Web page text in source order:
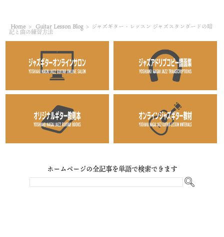
Home > Guitar Lesson Blog > ジャズギター・レッスン ジャズスタンダードの暗
記と曲の練習方法
ホームページの全記事を単語で検索できます